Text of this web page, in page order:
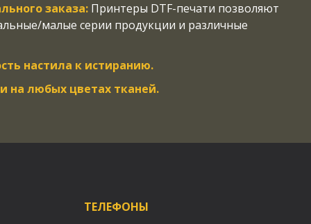
заказа: Принтеры DTF-печати позволяют
малые серии продукции и различные
настила к истиранию.
на любых цветах тканей.
ТЕЛЕФОНЫ